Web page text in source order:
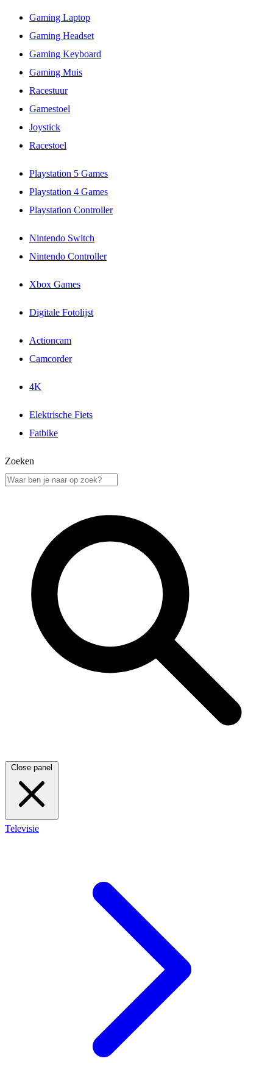
Gaming Laptop
Gaming Headset
Gaming Keyboard
Gaming Muis
Racestuur
Gamestoel
Joystick
Racestoel
Playstation 5 Games
Playstation 4 Games
Playstation Controller
Nintendo Switch
Nintendo Controller
Xbox Games
Digitale Fotolijst
Actioncam
Camcorder
4K
Elektrische Fiets
Fatbike
Zoeken
Close panel
Televisie